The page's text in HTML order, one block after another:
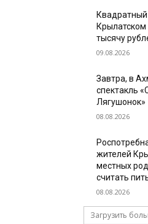
Крылатском
тысячу
09.08.2026
Завтра, в
спектакль
Лягушонок»
08.08.2026
жителей
местных
считать
08.08.2026
Загрузить